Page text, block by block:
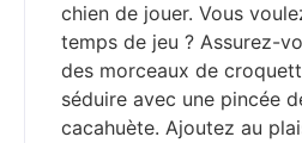
chien de jouer. Vous
temps de jeu ? Assurez-
des morceaux de
séduire avec une pincée
cacahuète. Ajoutez au